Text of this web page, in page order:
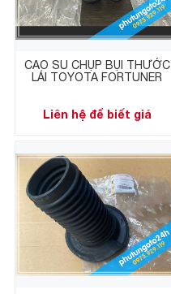
CAO SU CHỤP BỤI THƯỚC
LÁI TOYOTA FORTUNER
Liên hệ để biết giá